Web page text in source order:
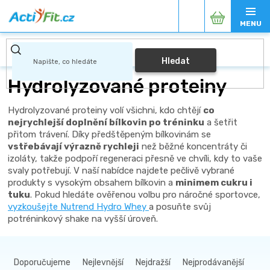
na
obsah
Hledat
Nákupní
košík
Hydrolyzované proteiny
Hydrolyzované proteiny volí všichni, kdo chtějí co
nejrychlejší doplnění bílkovin po tréninku a šetřit
přitom trávení. Díky předštěpeným bílkovinám se
vstřebávají výrazně rychleji než běžné koncentráty či
izoláty, takže podpoří regeneraci přesně ve chvíli, kdy to vaše
svaly potřebují. V naší nabídce najdete pečlivě vybrané
produkty s vysokým obsahem bílkovin a minimem cukru i
tuku. Pokud hledáte ověřenou volbu pro náročné sportovce,
vyzkoušejte Nutrend Hydro Whey a posuňte svůj
potréninkový shake na vyšší úroveň.
aDoporučujeme Nejlevnější Nejdražší Nejprodávanější